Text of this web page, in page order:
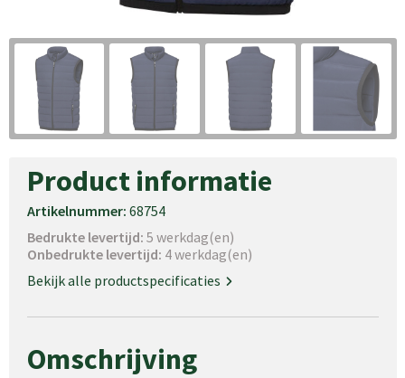
Product informatie
Artikelnummer: 68754
Bedrukte levertijd: 5 werkdag(en)
Onbedrukte levertijd: 4 werkdag(en)
Bekijk alle productspecificaties
Omschrijving